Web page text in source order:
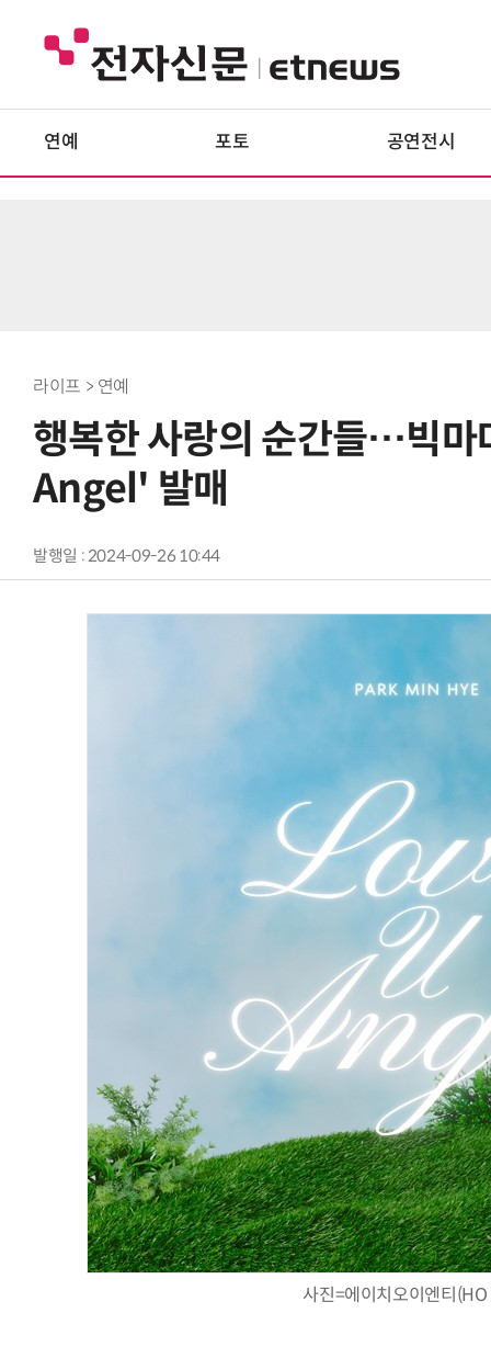
연예 포토 공연전시
라이프 > 연예
행복한 사랑의 순간들…빅
Angel' 발매
발행일 : 2024-09-26 10:44
사진=에이치오이엔티
AI Native Enterprise를 지원하는 AI Ready Data